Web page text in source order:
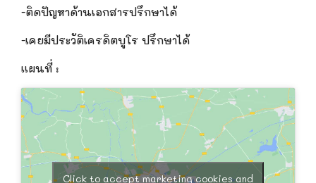
-ติดปัญหาด้านเอกสารปรึกษาได้
-เคยมีประวัติเครดิตบูโร ปรึกษาได้
แผนที่ :
Click to accept marketing cookies and